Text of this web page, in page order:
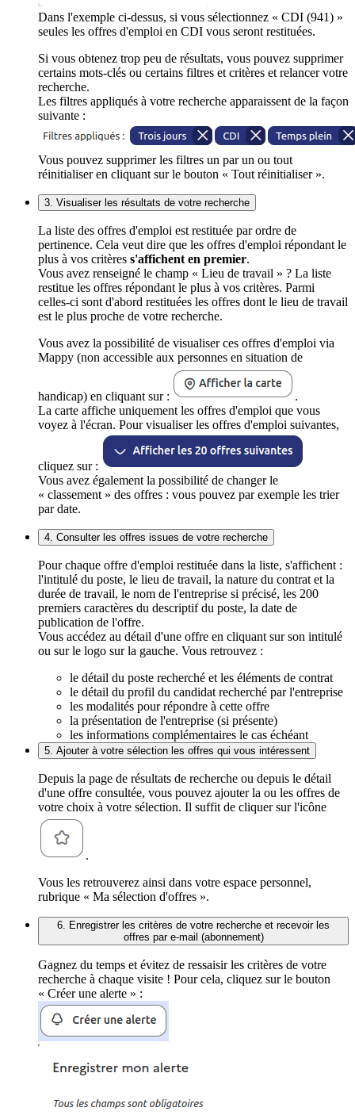
Dans l'exemple ci-dessus, si vous sélectionnez « CDI (941) »
seules les offres d'emploi en CDI vous seront restituées.
Si vous obtenez trop peu de résultats, vous pouvez supprimer
certains mots-clés ou certains filtres et critères et relancer votre
recherche.
Les filtres appliqués à votre recherche apparaissent de la façon
suivante :
Vous pouvez supprimer les filtres un par un ou tout
réinitialiser en cliquant sur le bouton « Tout réinitialiser ».
3. Visualiser les résultats de votre recherche
La liste des offres d'emploi est restituée par ordre de
pertinence. Cela veut dire que les offres d'emploi répondant le
plus à vos critères s'affichent en premier.
Vous avez renseigné le champ « Lieu de travail » ? La liste
restitue les offres répondant le plus à vos critères. Parmi
celles-ci sont d'abord restituées les offres dont le lieu de travail
est le plus proche de votre recherche.
Vous avez la possibilité de visualiser ces offres d'emploi via
Mappy (non accessible aux personnes en situation de
handicap) en cliquant sur :
.
La carte affiche uniquement les offres d'emploi que vous
voyez à l'écran. Pour visualiser les offres d'emploi suivantes,
cliquez sur :
Vous avez également la possibilité de changer le
« classement » des offres : vous pouvez par exemple les trier
par date.
4. Consulter les offres issues de votre recherche
Pour chaque offre d'emploi restituée dans la liste, s'affichent :
l'intitulé du poste, le lieu de travail, la nature du contrat et la
durée de travail, le nom de l'entreprise si précisé, les 200
premiers caractères du descriptif du poste, la date de
publication de l'offre.
Vous accédez au détail d'une offre en cliquant sur son intitulé
ou sur le logo sur la gauche. Vous retrouvez :
le détail du poste recherché et les éléments de contrat
le détail du profil du candidat recherché par l'entreprise
les modalités pour répondre à cette offre
la présentation de l'entreprise (si présente)
les informations complémentaires le cas échéant
5. Ajouter à votre sélection les offres qui vous intéressent
Depuis la page de résultats de recherche ou depuis le détail
d'une offre consultée, vous pouvez ajouter la ou les offres de
votre choix à votre sélection. Il suffit de cliquer sur l'icône
.
Vous les retrouverez ainsi dans votre espace personnel,
rubrique « Ma sélection d'offres ».
6. Enregistrer les critères de votre recherche et recevoir les
offres par e-mail (abonnement)
Gagnez du temps et évitez de ressaisir les critères de votre
recherche à chaque visite ! Pour cela, cliquez sur le bouton
« Créer une alerte » :